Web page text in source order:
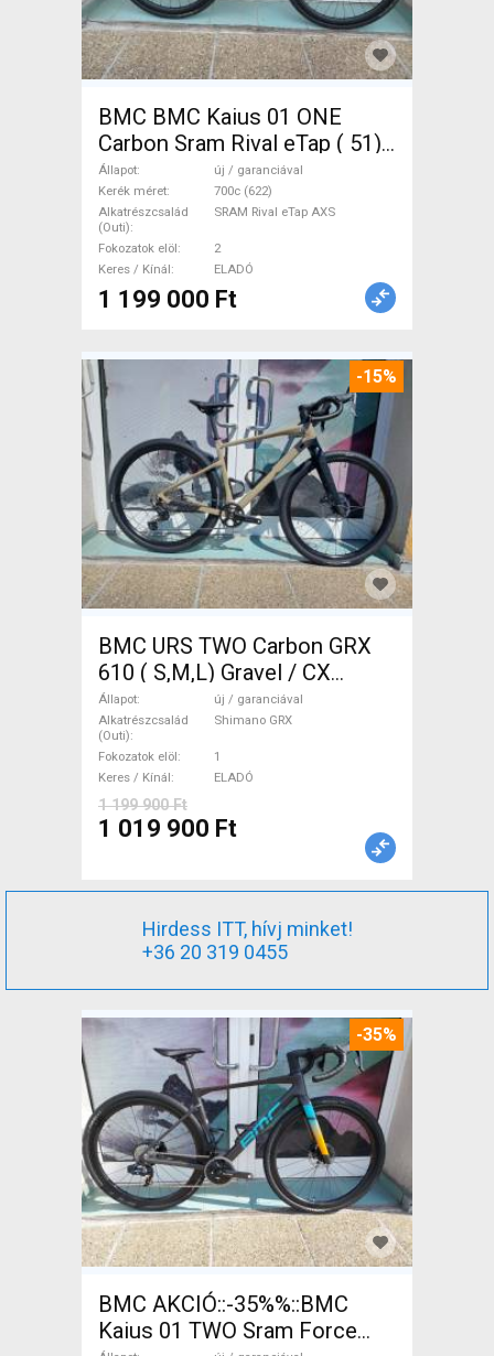
BMC BMC Kaius 01 ONE
Carbon Sram Rival eTap ( 51)
Gravel / CX SRAM Rival eTap
AXS tárcsafék új / garanciával
ELADÓ
Állapot
új / garanciával
Kerék méret
700c (622)
Alkatrészcsalád
(Outi)
SRAM Rival eTap AXS
Fokozatok elöl
2
Keres / Kínál
ELADÓ
1 199 000 Ft
-15%
BMC URS TWO Carbon GRX
610 ( S,M,L) Gravel / CX
Shimano GRX tárcsafék új /
garanciával ELADÓ
Állapot
új / garanciával
Alkatrészcsalád
(Outi)
Shimano GRX
Fokozatok elöl
1
Keres / Kínál
ELADÓ
1 199 900 Ft
1 019 900 Ft
Hirdess ITT, hívj minket!
+36 20 319 0455
-35%
BMC AKCIÓ::-35%%::BMC
Kaius 01 TWO Sram Force